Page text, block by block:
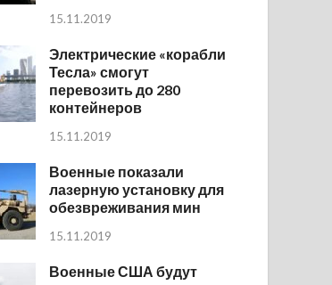
15.11.2019
Электрические «корабли
Тесла» смогут
перевозить до 280
контейнеров
15.11.2019
Военные показали
лазерную установку для
обезвреживания мин
15.11.2019
Военные США будут